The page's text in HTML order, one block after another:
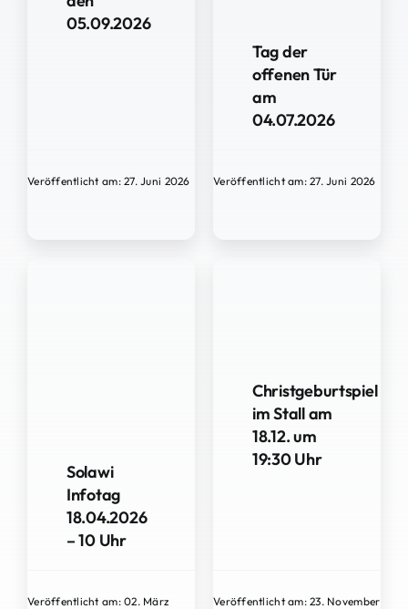
05.09.2026
Veröffentlicht am: 27. Juni 2026
Tag der
offenen Tür
am
04.07.2026
Veröffentlicht am: 27. Juni 2026
Solawi
Infotag
18.04.2026
– 10 Uhr
Veröffentlicht am: 02. März
Christgeburtspiel
im Stall am
18.12. um
19:30 Uhr
Veröffentlicht am: 23. November